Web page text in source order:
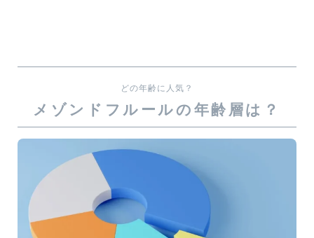
どの年齢に人気？
メゾンドフルールの年齢層は？